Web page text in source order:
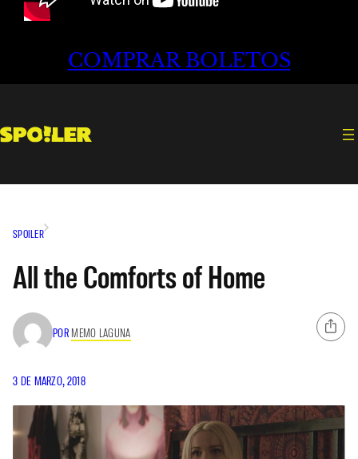
COMPRAR BOLETOS
SPOILER
All the Comforts of Home
POR MEMO LAGUNA
3 DE MARZO, 2018